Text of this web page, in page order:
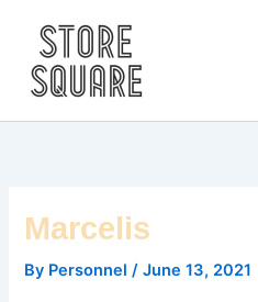
content
Marcelis
By Personnel/June 13, 2021